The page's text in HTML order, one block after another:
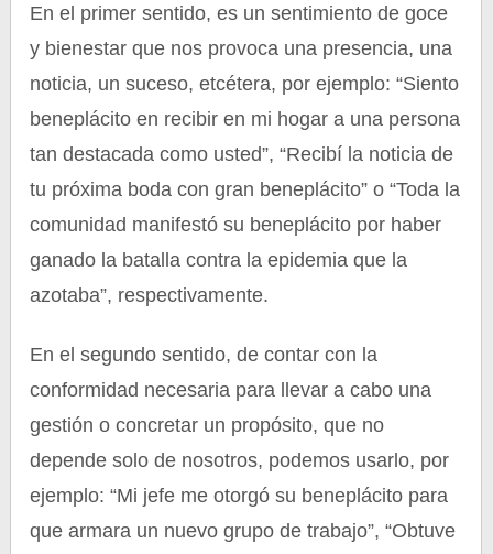
En el primer sentido, es un sentimiento de goce
y bienestar que nos provoca una presencia, una
noticia, un suceso, etcétera, por ejemplo: “Siento
beneplácito en recibir en mi hogar a una persona
tan destacada como usted”, “Recibí la noticia de
tu próxima boda con gran beneplácito” o “Toda la
comunidad manifestó su beneplácito por haber
ganado la batalla contra la epidemia que la
azotaba”, respectivamente.
En el segundo sentido, de contar con la
conformidad necesaria para llevar a cabo una
gestión o concretar un propósito, que no
depende solo de nosotros, podemos usarlo, por
ejemplo: “Mi jefe me otorgó su beneplácito para
que armara un nuevo grupo de trabajo”, “Obtuve